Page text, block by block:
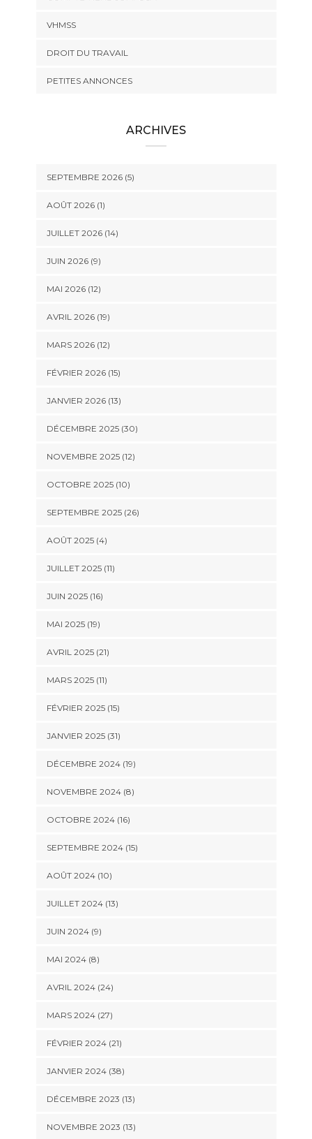
VHMSS
DROIT DU TRAVAIL
PETITES ANNONCES
ARCHIVES
SEPTEMBRE 2026 (5)
AOÛT 2026 (1)
JUILLET 2026 (14)
JUIN 2026 (9)
MAI 2026 (12)
AVRIL 2026 (19)
MARS 2026 (12)
FÉVRIER 2026 (15)
JANVIER 2026 (13)
DÉCEMBRE 2025 (30)
NOVEMBRE 2025 (12)
OCTOBRE 2025 (10)
SEPTEMBRE 2025 (26)
AOÛT 2025 (4)
JUILLET 2025 (11)
JUIN 2025 (16)
MAI 2025 (19)
AVRIL 2025 (21)
MARS 2025 (11)
FÉVRIER 2025 (15)
JANVIER 2025 (31)
DÉCEMBRE 2024 (19)
NOVEMBRE 2024 (8)
OCTOBRE 2024 (16)
SEPTEMBRE 2024 (15)
AOÛT 2024 (10)
JUILLET 2024 (13)
JUIN 2024 (9)
MAI 2024 (8)
AVRIL 2024 (24)
MARS 2024 (27)
FÉVRIER 2024 (21)
JANVIER 2024 (38)
DÉCEMBRE 2023 (13)
NOVEMBRE 2023 (13)